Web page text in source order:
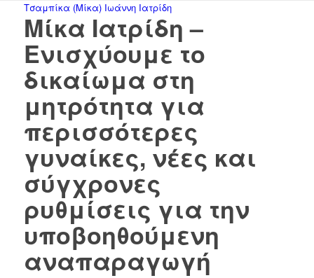
Τσαμπίκα (Μίκα) Ιωάννη Ιατρίδη
Μίκα Ιατρίδη –
Ενισχύουμε το
δικαίωμα στη
μητρότητα για
περισσότερες
γυναίκες, νέες και
σύγχρονες
ρυθμίσεις για την
υποβοηθούμενη
αναπαραγωγή